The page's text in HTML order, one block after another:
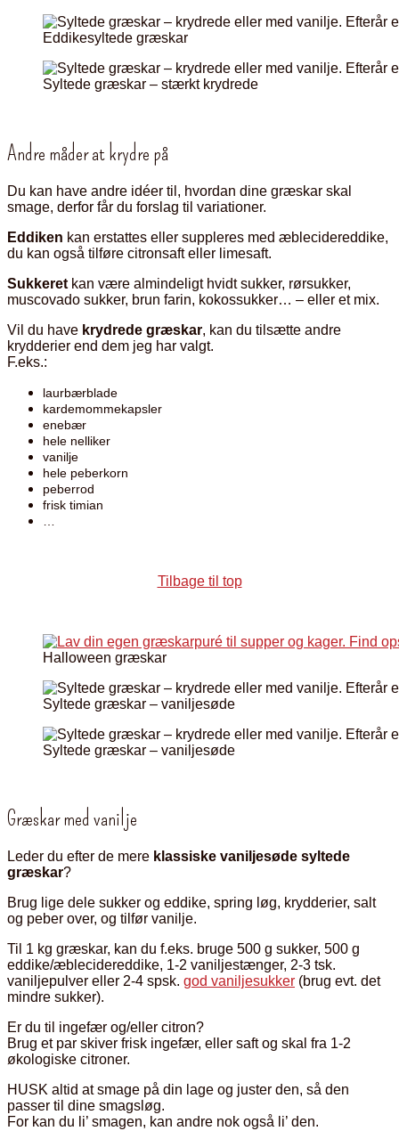
Eddikesyltede græskar
Syltede græskar – stærkt krydrede
Andre måder at krydre på
Du kan have andre idéer til, hvordan dine græskar skal
smage, derfor får du forslag til variationer.
Eddiken kan erstattes eller suppleres med æblecidereddike,
du kan også tilføre citronsaft eller limesaft.
Sukkeret kan være almindeligt hvidt sukker, rørsukker,
muscovado sukker, brun farin, kokossukker… – eller et mix.
Vil du have krydrede græskar, kan du tilsætte andre
krydderier end dem jeg har valgt.
F.eks.:
laurbærblade
kardemommekapsler
enebær
hele nelliker
vanilje
hele peberkorn
peberrod
frisk timian
Tilbage til top
Halloween græskar
Syltede græskar – vaniljesøde
Syltede græskar – vaniljesøde
Græskar med vanilje
Leder du efter de mere klassiske vaniljesøde syltede
græskar?
Brug lige dele sukker og eddike, spring løg, krydderier, salt
og peber over, og tilfør vanilje.
Til 1 kg græskar, kan du f.eks. bruge 500 g sukker, 500 g
eddike/æblecidereddike, 1-2 vaniljestænger, 2-3 tsk.
vaniljepulver eller 2-4 spsk. god vaniljesukker (brug evt. det
mindre sukker).
Er du til ingefær og/eller citron?
Brug et par skiver frisk ingefær, eller saft og skal fra 1-2
økologiske citroner.
HUSK altid at smage på din lage og juster den, så den
passer til dine smagsløg.
For kan du li’ smagen, kan andre nok også li’ den.